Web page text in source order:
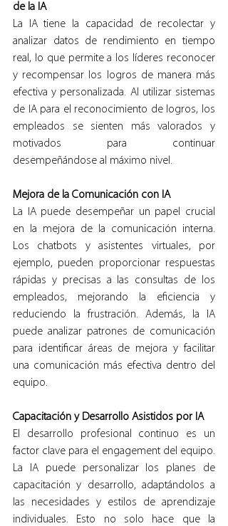
de la IA
La IA tiene la capacidad de recolectar y
analizar datos de rendimiento en tiempo
real, lo que permite a los líderes reconocer
y recompensar los logros de manera más
efectiva y personalizada. Al utilizar sistemas
de IA para el reconocimiento de logros, los
empleados se sienten más valorados y
motivados para continuar
desempeñándose al máximo nivel.
Mejora de la Comunicación con IA
La IA puede desempeñar un papel crucial
en la mejora de la comunicación interna.
Los chatbots y asistentes virtuales, por
ejemplo, pueden proporcionar respuestas
rápidas y precisas a las consultas de los
empleados, mejorando la eficiencia y
reduciendo la frustración. Además, la IA
puede analizar patrones de comunicación
para identificar áreas de mejora y facilitar
una comunicación más efectiva dentro del
equipo.
Capacitación y Desarrollo Asistidos por IA
El desarrollo profesional continuo es un
factor clave para el engagement del equipo.
La IA puede personalizar los planes de
capacitación y desarrollo, adaptándolos a
las necesidades y estilos de aprendizaje
individuales. Esto no solo hace que la